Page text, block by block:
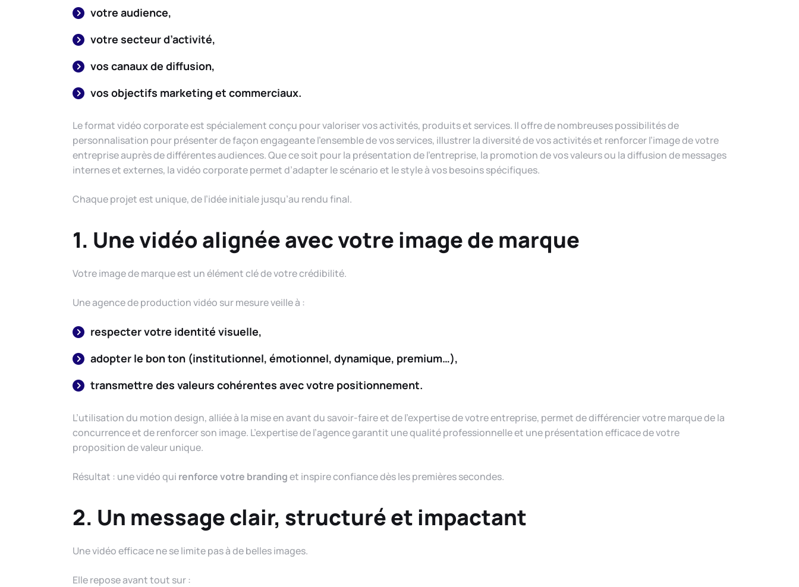
votre audience,
votre secteur d’activité,
vos canaux de diffusion,
vos objectifs marketing et commerciaux.
Le format vidéo corporate est spécialement conçu pour valoriser vos activités, produits et services. Il offre de nombreuses possibilités de
personnalisation pour présenter de façon engageante l’ensemble de vos services, illustrer la diversité de vos activités et renforcer l’image de votre
entreprise auprès de différentes audiences. Que ce soit pour la présentation de l’entreprise, la promotion de vos valeurs ou la diffusion de messages
internes et externes, la vidéo corporate permet d’adapter le scénario et le style à vos besoins spécifiques.
Chaque projet est unique, de l’idée initiale jusqu’au rendu final.
1. Une vidéo alignée avec votre image de marque
Votre image de marque est un élément clé de votre crédibilité.
Une agence de production vidéo sur mesure veille à :
respecter votre identité visuelle,
adopter le bon ton (institutionnel, émotionnel, dynamique, premium…),
transmettre des valeurs cohérentes avec votre positionnement.
L’utilisation du motion design, alliée à la mise en avant du savoir-faire et de l’expertise de votre entreprise, permet de différencier votre marque de la
concurrence et de renforcer son image. L’expertise de l’agence garantit une qualité professionnelle et une présentation efficace de votre
proposition de valeur unique.
Résultat : une vidéo qui renforce votre brandinget inspire confiance dès les premières secondes.
2. Un message clair, structuré et impactant
Une vidéo efficace ne se limite pas à de belles images.
Elle repose avant tout sur :